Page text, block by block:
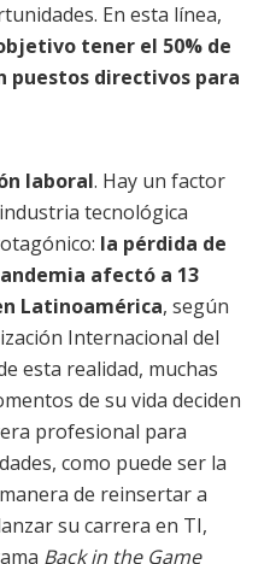
En esta línea,
tener el 50% de
puestos directivos para
laboral. Hay un factor
tecnológica
la pérdida de
afectó a 13
Latinoamérica, según
Internacional del
esta realidad, muchas
de su vida deciden
profesional para
como puede ser la
de reinsertar a
su carrera en TI,
Back in the Game